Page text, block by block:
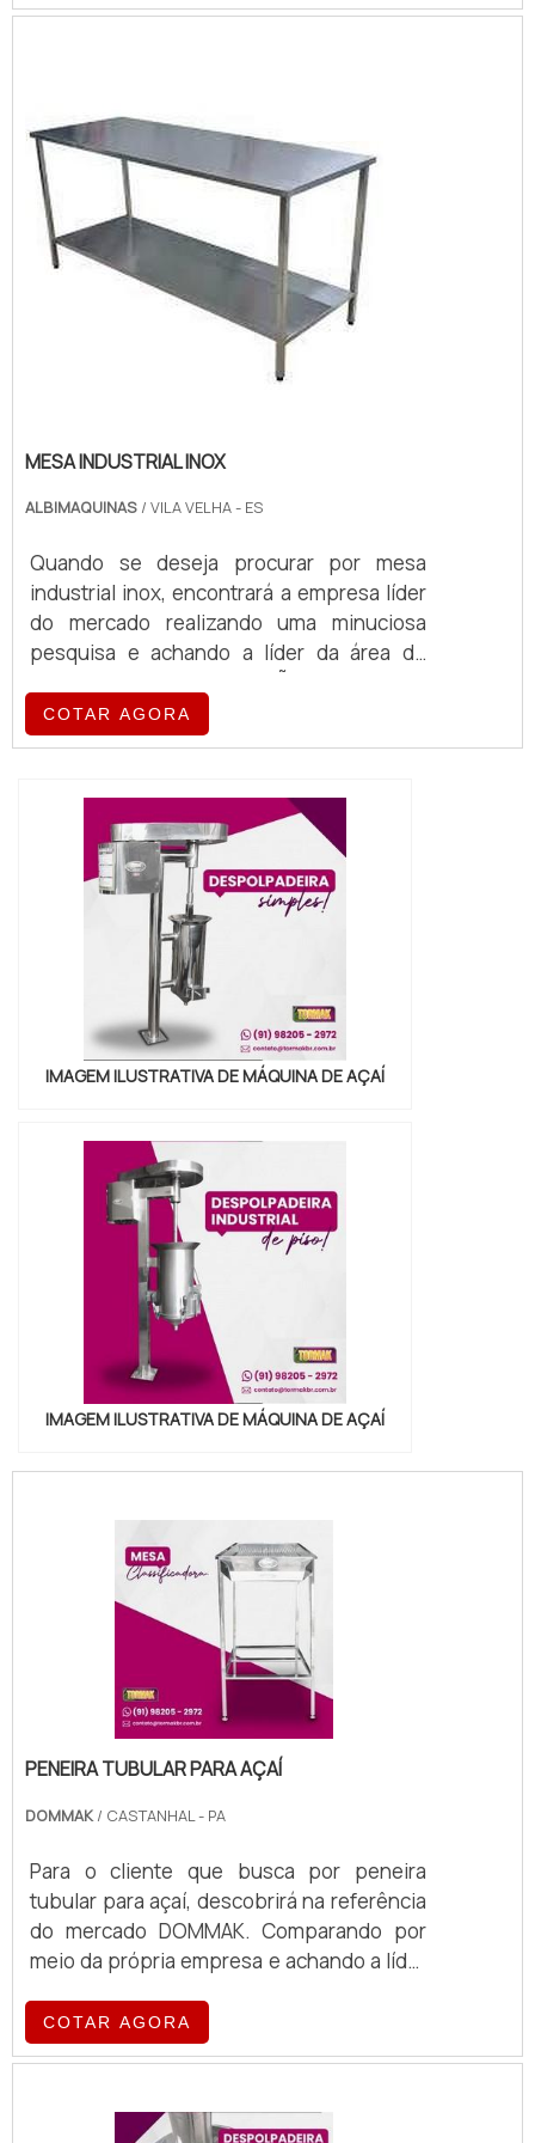
estratégia em produzir uma estrutura aos
clientes com escritório de alt...
MESA INDUSTRIAL INOX
ALBIMAQUINAS / VILA VELHA - ES
Quando se deseja procurar por mesa
industrial inox, encontrará a empresa líder
do mercado realizando uma minuciosa
pesquisa e achando a líder da área de
MESA INDUSTRIAL INOXSe alguém busca
por mesa industrial inox em uma empresa
companhia também é possível encontrar
laminador de massa folhada e divisora
volumétrica de massa, garantindo a
satisfação da venda à ent...
COTAR AGORA
IMAGEM ILUSTRATIVA DE MÁQUINA DE AÇAÍ
IMAGEM ILUSTRATIVA DE MÁQUINA DE AÇAÍ
PENEIRA TUBULAR PARA AÇAÍ
DOMMAK / CASTANHAL - PA
Para o cliente que busca por peneira
tubular para açaí, descobrirá na referência
do mercado DOMMAK. Comparando por
meio da própria empresa e achando a líder
IMPORTANTES DE PENEIRA TUBULAR PARA
AÇAÍ Quem precisa de peneira tubular para
DOMMAK. Uma empresa com alto know-
COTAR AGORA